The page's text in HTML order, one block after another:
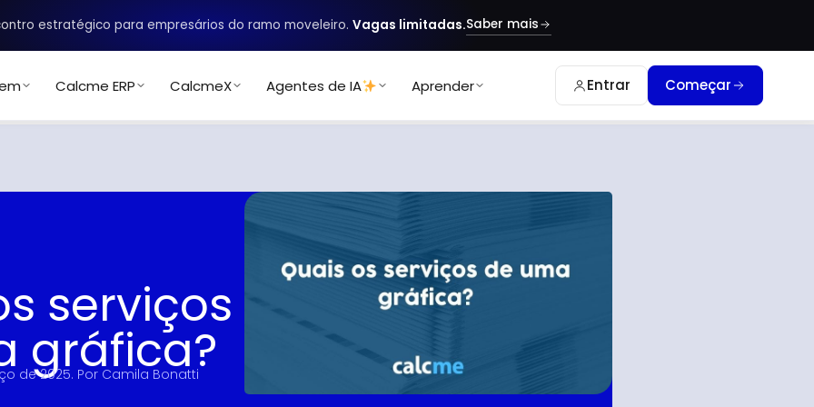
estratégico para empresários do ramo moveleiro. Vagas limitadas.Saber mais
Calcme ERP CalcmeX Agentes de IA Aprender Entrar Começar
serviços
gráfica?
de 2025. Por Camila Bonatti